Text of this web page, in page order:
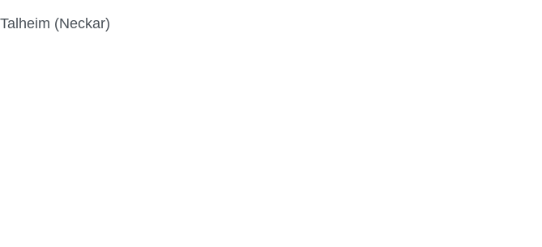
Talheim (Neckar)